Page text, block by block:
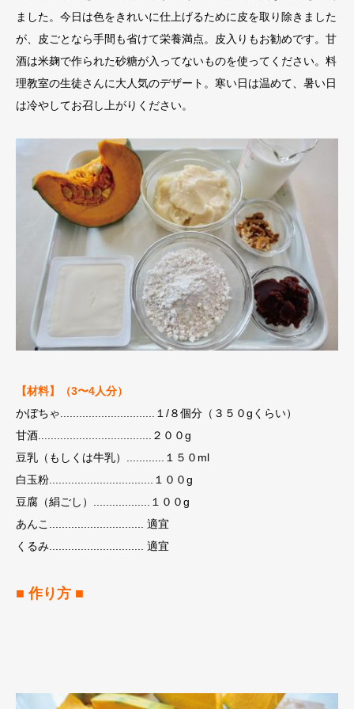
ました。今日は色をきれいに仕上げるために皮を取り除きました
が、皮ごとなら手間も省けて栄養満点。皮入りもお勧めです。甘
酒は米麹で作られた砂糖が入ってないものを使ってください。料
理教室の生徒さんに大人気のデザート。寒い日は温めて、暑い日
は冷やしてお召し上がりください。
【材料】（3〜4人分）
かぼちゃ..............................１/８個分（３５０gくらい）
甘酒....................................２００g
豆乳（もしくは牛乳）............１５０ml
白玉粉.................................１００g
豆腐（絹ごし）..................１００g
あんこ.............................. 適宜
くるみ.............................. 適宜
■ 作り方 ■